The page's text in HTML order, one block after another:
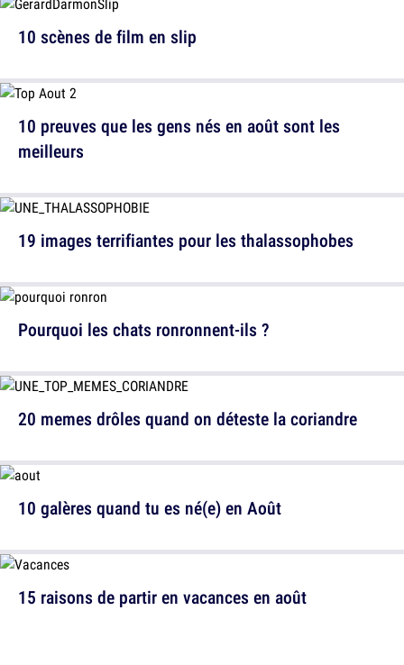
10 preuves que les gens nés en août sont les
meilleurs
Pourquoi les chats ronronnent-ils ?
10 galères quand tu es né(e) en Août
10 scènes de film en slip
19 images terrifiantes pour les thalassophobes
20 memes drôles quand on déteste la coriandre
15 raisons de partir en vacances en août